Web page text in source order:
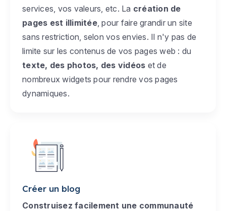
services, vos valeurs, etc. La création de
pages est illimitée, pour faire grandir un site
sans restriction, selon vos envies. Il n'y pas de
limite sur les contenus de vos pages web : du
texte, des photos, des vidéos et de
nombreux widgets pour rendre vos pages
dynamiques.
Créer un blog
Construisez facilement une communauté